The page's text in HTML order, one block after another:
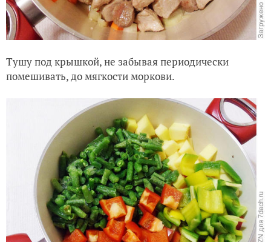
Тушу под крышкой, не забывая периодически
помешивать, до мягкости моркови.